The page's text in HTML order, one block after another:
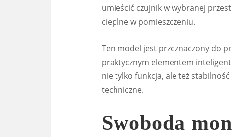
umieścić czujnik w wybranej
cieplne w pomieszczeniu.
Ten model jest przeznaczony do
praktycznym elementem
nie tylko funkcja, ale też
techniczne.
Swoboda